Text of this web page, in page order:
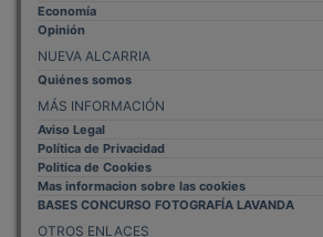
Economía
Opinión
NUEVA ALCARRIA
Quiénes somos
MÁS INFORMACIÓN
Aviso Legal
Política de Privacidad
Politica de Cookies
Mas informacion sobre las cookies
BASES CONCURSO FOTOGRAFÍA LAVANDA
OTROS ENLACES